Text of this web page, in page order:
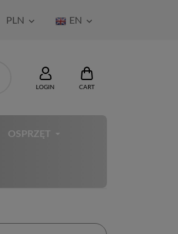
PLN  EN 
LOGIN CART
OSPRZĘT